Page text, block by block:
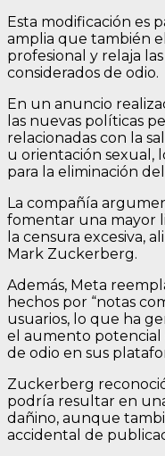
Esta modificación es
amplia que también
profesional y relaja
considerados de odio.
En un anuncio
las nuevas políticas
relacionadas con la
u orientación sexual,
para la eliminación
La compañía
fomentar una mayor
la censura excesiva,
Mark Zuckerberg.
Además, Meta
hechos por “notas
usuarios, lo que ha
el aumento potencial
de odio en sus
Zuckerberg
podría resultar en
dañino, aunque
accidental de